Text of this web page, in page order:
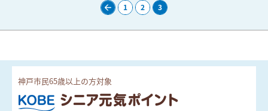
ー
ジ
1 2 3
神戸市民65歳以上の方対象